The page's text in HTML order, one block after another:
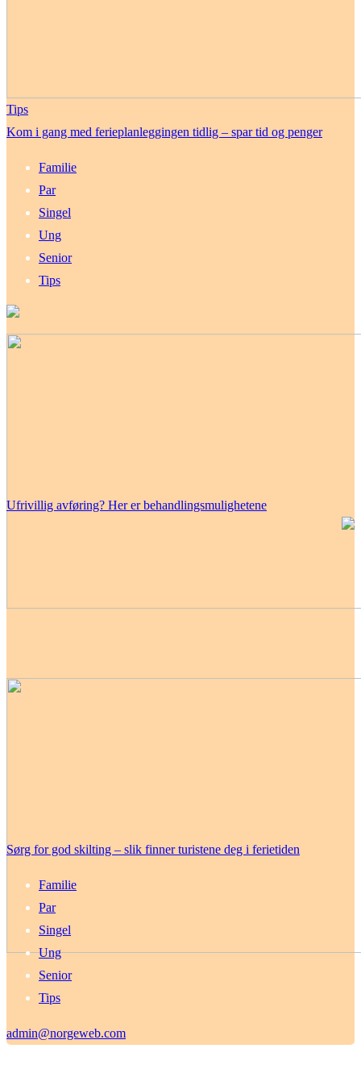
Tips
Kom i gang med ferieplanleggingen tidlig – spar tid og penger
Familie
Par
Singel
Ung
Senior
Tips
Ufrivillig avføring? Her er behandlingsmulighetene
Sørg for god skilting – slik finner turistene deg i ferietiden
Familie
Par
Singel
Ung
Senior
Tips
admin@norgeweb.com